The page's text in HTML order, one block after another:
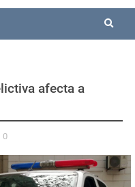
afecta a
0